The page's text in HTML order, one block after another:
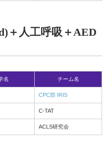
＋人工呼吸＋AED
名 チーム名
CPC部 IRIS
C-TAT
ACLS研究会